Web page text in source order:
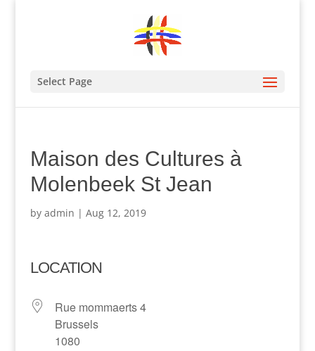
Select Page
Maison des Cultures à
Molenbeek St Jean
by admin | Aug 12, 2019
LOCATION
Rue mommaerts 4
Brussels
1080